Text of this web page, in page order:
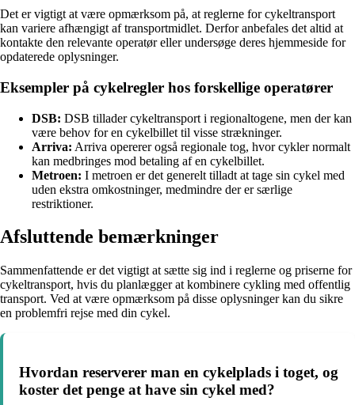
Det er vigtigt at være opmærksom på, at reglerne for cykeltransport
kan variere afhængigt af transportmidlet. Derfor anbefales det altid at
kontakte den relevante operatør eller undersøge deres hjemmeside for
opdaterede oplysninger.
Eksempler på cykelregler hos forskellige operatører
DSB: DSB tillader cykeltransport i regionaltogene, men der kan
være behov for en cykelbillet til visse strækninger.
Arriva: Arriva opererer også regionale tog, hvor cykler normalt
kan medbringes mod betaling af en cykelbillet.
Metroen: I metroen er det generelt tilladt at tage sin cykel med
uden ekstra omkostninger, medmindre der er særlige
restriktioner.
Afsluttende bemærkninger
Sammenfattende er det vigtigt at sætte sig ind i reglerne og priserne for
cykeltransport, hvis du planlægger at kombinere cykling med offentlig
transport. Ved at være opmærksom på disse oplysninger kan du sikre
en problemfri rejse med din cykel.
Hvordan reserverer man en cykelplads i toget, og
koster det penge at have sin cykel med?